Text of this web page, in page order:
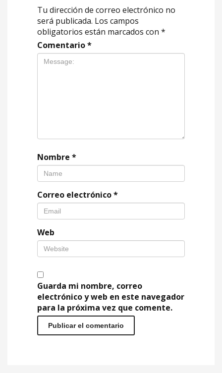
Tu dirección de correo electrónico no
será publicada. Los campos
obligatorios están marcados con *
Comentario*
Nombre *
Correo electrónico*
Web
Guarda mi nombre, correo
electrónico y web en este navegador
para la próxima vez que comente.